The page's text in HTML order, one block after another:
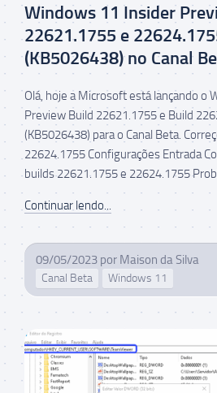
Windows 11 Insider
22621.1755 e
(KB5026438) no Canal
Olá, hoje a Microsoft está lançando o
Preview Build 22621.1755 e Build
(KB5026438) para o Canal Beta.
22624.1755 Configurações Entrada
builds 22621.1755 e 22624.1755
Continuar lendo...
09/05/2023 por Maison da Silva
Canal Beta Windows 11